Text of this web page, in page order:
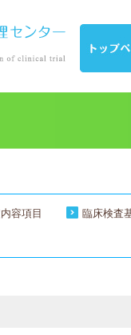
容項目
臨床検査